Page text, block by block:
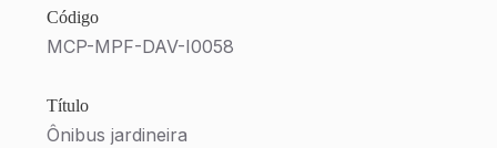
Código
MCP-MPF-DAV-I0058
Título
Ônibus jardineira